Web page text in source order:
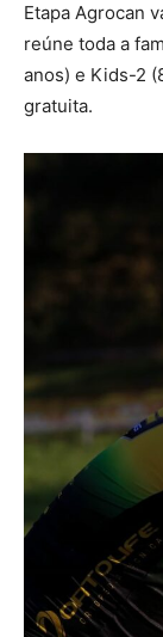
Etapa Agrocan
reúne toda a
anos) e Kids-2
gratuita.